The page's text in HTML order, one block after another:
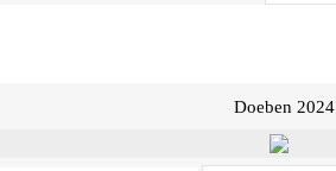
Doeben 2024